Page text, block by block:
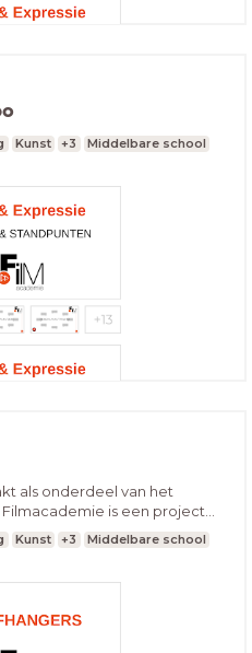
Kunst +3
Middelbare school
als onderdeel van het
is een project
College Nijmegen. Binnen
ontwikkeld die direct in te
is om eerst de lessen in
volgen, hierna kun je één of
Kunst +3
Middelbare school